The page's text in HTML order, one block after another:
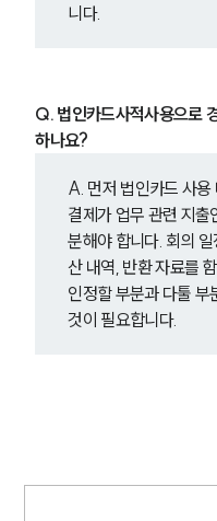
니다.
Q. 법인카드사적사용으로
하나요?
A. 먼저 법인카드 사용
결제가 업무 관련 지출
분해야 합니다. 회의
산 내역, 반환 자료를
인정할 부분과 다툴 부
것이 필요합니다.